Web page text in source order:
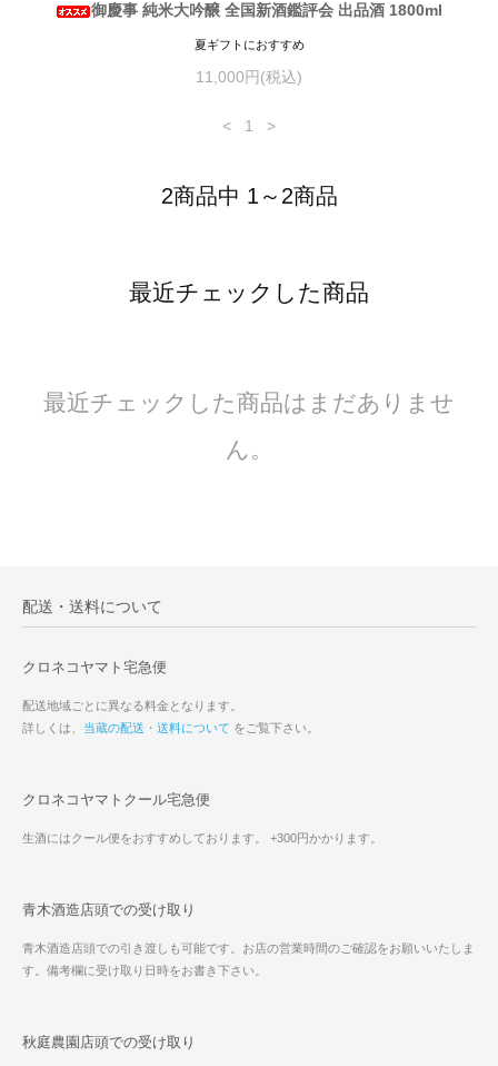
御慶事 純米大吟醸 全国新酒鑑評会 出品酒 1800ml
夏ギフトにおすすめ
11,000円(税込)
< 1 >
2商品中 1～2商品
最近チェックした商品
最近チェックした商品はまだありませ
ん。
配送・送料について
クロネコヤマト宅急便
配送地域ごとに異なる料金となります。
詳しくは、 当蔵の配送・送料について をご覧下さい。
クロネコヤマトクール宅急便
生酒にはクール便をおすすめしております。 +300円かかります。
青木酒造店頭での受け取り
青木酒造店頭での引き渡しも可能です。お店の営業時間のご確認をお願いいたしま
す。備考欄に受け取り日時をお書き下さい。
秋庭農園店頭での受け取り